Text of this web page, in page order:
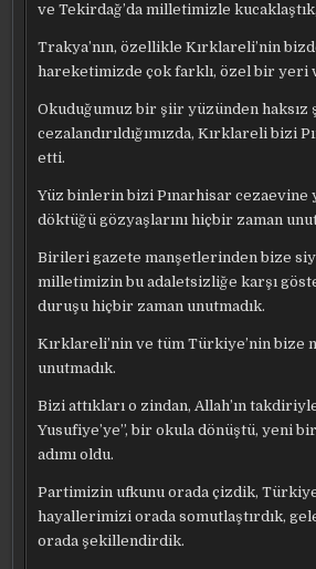
ve Tekirdağ’da milletimizle
Trakya’nın, özellikle Kırklareli’nin
hareketimizde çok farklı, özel bir yeri
Okuduğumuz bir şiir yüzünden haksız
cezalandırıldığımızda, Kırklareli bizi
etti.
Yüz binlerin bizi Pınarhisar cezaevine
döktüğü gözyaşlarını hiçbir zaman
Birileri gazete manşetlerinden bize
milletimizin bu adaletsizliğe karşı
duruşu hiçbir zaman unutmadık.
Kırklareli’nin ve tüm Türkiye’nin bize
unutmadık.
Bizi attıkları o zindan, Allah’ın
Yusufiye’ye”, bir okula dönüştü, yeni
adımı oldu.
Partimizin ufkunu orada çizdik,
hayallerimizi orada somutlaştırdık,
orada şekillendirdik.